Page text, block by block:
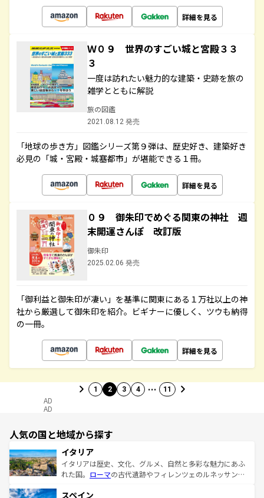
詳細を見る
Ｗ０９ 世界のすごい城と宮殿３３
３
一度は訪れたい魅力的な建築・史跡を旅の
雑学とともに解説
旅の図鑑
2021.08.12 発売
「地球の歩き方」図鑑シリーズ第９弾は、歴史好き、建築好き
必見の「城・宮殿・城塞都市」が堪能できる１冊。
詳細を見る
０９ 御朱印でめぐる関東の神社 週
末開運さんぽ 改訂版
御朱印
2025.02.06 発売
「御利益と御朱印が凄い」を基準に関東にある１万社以上の神
社から厳選して御朱印を紹介。ビギナーに優しく、ツウも納得
の一冊。
詳細を見る
1 2 3 4 … 11
AD
AD
人気の国と地域から探す
イタリア
イタリアは歴史、文化、グルメ、自然と多彩な魅力にあふ
れた国。 ローマの古代遺跡やフィレンツェのルネッサンス
ろん、トスカーナの美しい田園風景やアマルフィ海岸の絶
スペイン